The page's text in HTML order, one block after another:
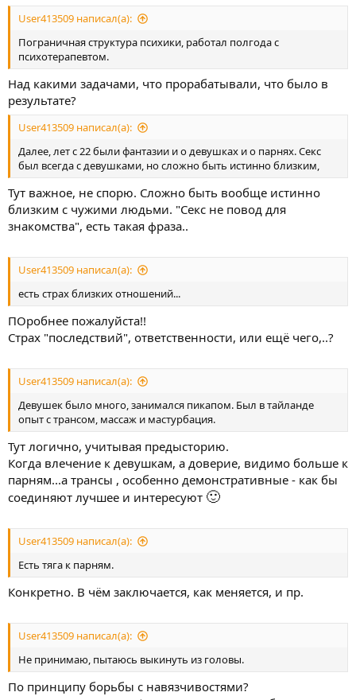
User413509 написал(а):
Пограничная структура психики, работал полгода с
психотерапевтом.
Над какими задачами, что прорабатывали, что было в
результате?
User413509 написал(а):
Далее, лет с 22 были фантазии и о девушках и о парнях. Секс
был всегда с девушками, но сложно быть истинно близким,
Тут важное, не спорю. Сложно быть вообще истинно
близким с чужими людьми. "Секс не повод для
знакомства", есть такая фраза..
User413509 написал(а):
есть страх близких отношений...
ПОробнее пожалуйста!!
Страх "последствий", ответственности, или ещё чего,..?
User413509 написал(а):
Девушек было много, занимался пикапом. Был в тайланде
опыт с трансом, массаж и мастурбация.
Тут логично, учитывая предысторию.
Когда влечение к девушкам, а доверие, видимо больше к
парням...а трансы , особенно демонстративные - как бы
соединяют лучшее и интересуют 🙂
User413509 написал(а):
Есть тяга к парням.
Конкретно. В чём заключается, как меняется, и пр.
User413509 написал(а):
Не принимаю, пытаюсь выкинуть из головы.
По принципу борьбы с навязчивостями?